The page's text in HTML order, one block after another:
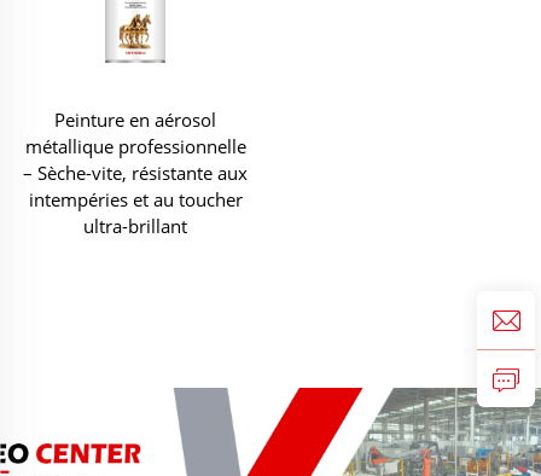
Peinture en aérosol
métallique professionnelle
– Sèche-vite, résistante aux
intempéries et au toucher
ultra-brillant